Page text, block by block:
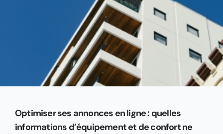
Optimiser ses annonces en ligne : quelles
informations d’équipement et de confort ne